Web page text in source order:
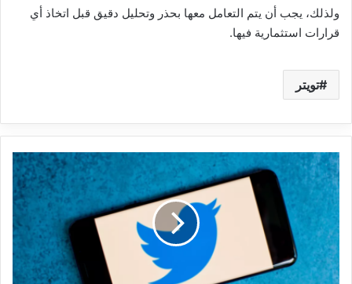
ولذلك، يجب أن يتم التعامل معها بحذر وتحليل دقيق قبل اتخاذ أي
قرارات استثمارية فيها.
تويتر
"تويتر
يغير
سياسة
التوثيق:
إزالة
العلامات
القديمة
وتحديد